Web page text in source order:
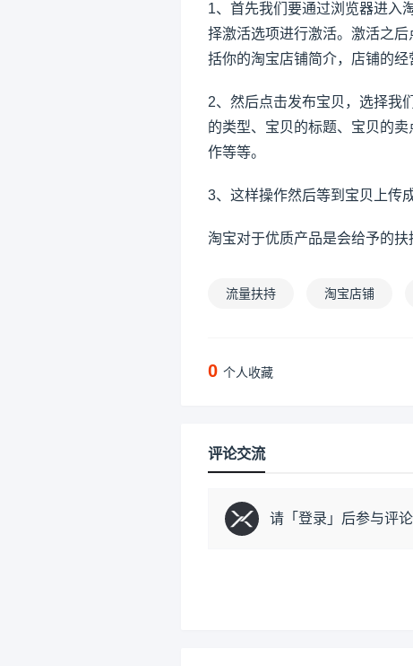
1、首先我们要通过浏览器进入
择激活选项进行激活。激活之
括你的淘宝店铺简介，店铺的经
2、然后点击发布宝贝，选择我
的类型、宝贝的标题、宝贝的
作等等。
3、这样操作然后等到宝贝上传
淘宝对于优质产品是会给予的扶
流量扶持 淘宝店铺
0 个人收藏
评论交流
请「 登录 」后参与评论